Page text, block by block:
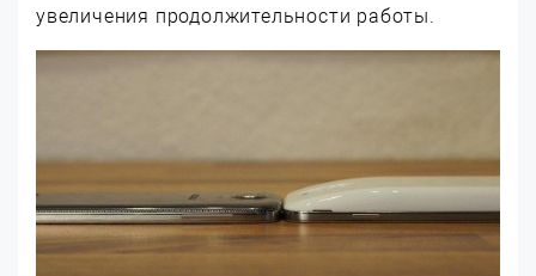
увеличения продолжительности работы.